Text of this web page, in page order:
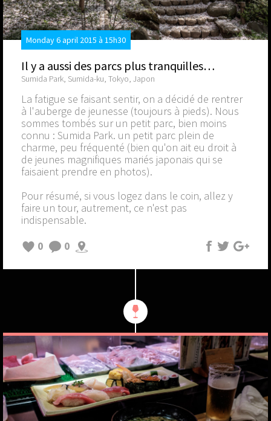
Monday 6 april 2015 à 15h30
Il y a aussi des parcs plus tranquilles…
Sumida Park, Sumida-ku, Tokyo, Japon
La fatigue se faisant sentir, on a décidé de rentrer
à l'auberge de jeunesse (toujours à pieds). Nous
sommes tombés sur un petit parc, bien moins
connu : Sumida Park. un petit parc plein de
charme, peu fréquenté (bien qu'on ait eu droit à
de jeunes magnifiques mariés japonais qui se
faisaient prendre en photos).
Pour résumé, si vous logez dans le coin, allez y
faire un tour, autrement, ce n'est pas
indispensable.
0
0